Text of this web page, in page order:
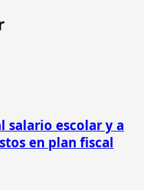
salario escolar y a
en plan fiscal